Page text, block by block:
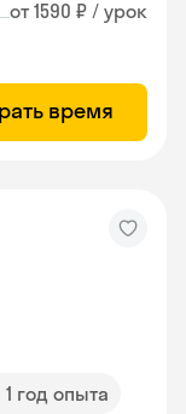
от 1590 ₽ / урок
время
1 год опыта